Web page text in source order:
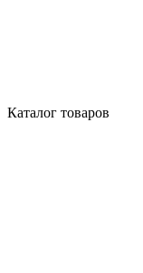
Каталог товаров